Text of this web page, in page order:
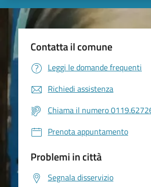
Contatta il comune
Leggi le domande frequenti
Richiedi assistenza
Chiama il numero
Prenota appuntamento
Problemi in città
Segnala disservizio